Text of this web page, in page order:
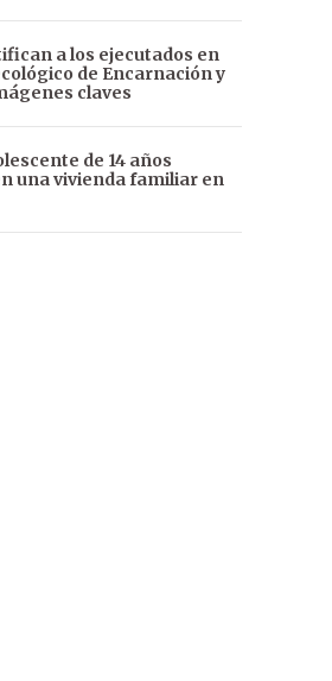
a los ejecutados en
de Encarnación y
claves
de 14 años
una vivienda familiar en